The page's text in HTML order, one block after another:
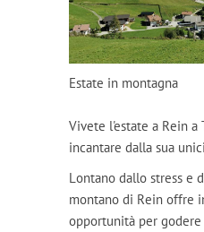
Estate in montagna
Vivete l'estate a Rein a
incantare dalla sua
Lontano dallo stress e
montano di Rein offre
opportunità per